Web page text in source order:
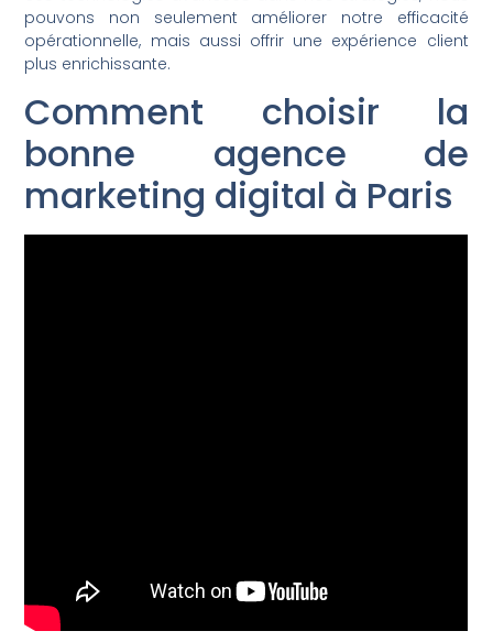
pouvons non seulement améliorer notre efficacité
opérationnelle, mais aussi offrir une expérience client
plus enrichissante.
Comment choisir la
bonne agence de
marketing digital à Paris